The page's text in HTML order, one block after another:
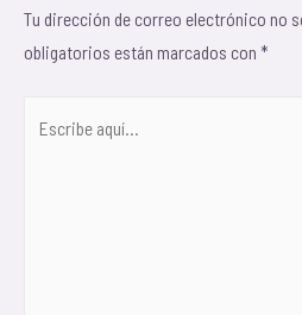
Tu dirección de correo electrónico no
obligatorios están marcados con *